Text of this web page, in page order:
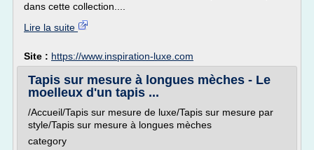
dans cette collection....
Lire la suite
Site : https://www.inspiration-luxe.com
Tapis sur mesure à longues mèches - Le
moelleux d'un tapis ...
/Accueil/Tapis sur mesure de luxe/Tapis sur mesure par
style/Tapis sur mesure à longues mèches
category